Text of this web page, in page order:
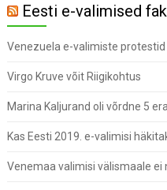
Eesti e-valimised
Venezuela e-valimiste protestid
Virgo Kruve võit Riigikohtus
Marina Kaljurand oli võrdne 5
Kas Eesti 2019. e-valimisi
Venemaa valimisi välismaale ei